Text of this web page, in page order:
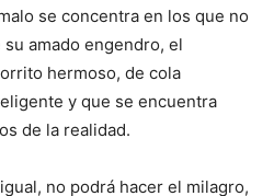
se concentra en los que no
amado engendro, el
hermoso, de cola
y que se encuentra
de la realidad.
no podrá hacer el milagro,